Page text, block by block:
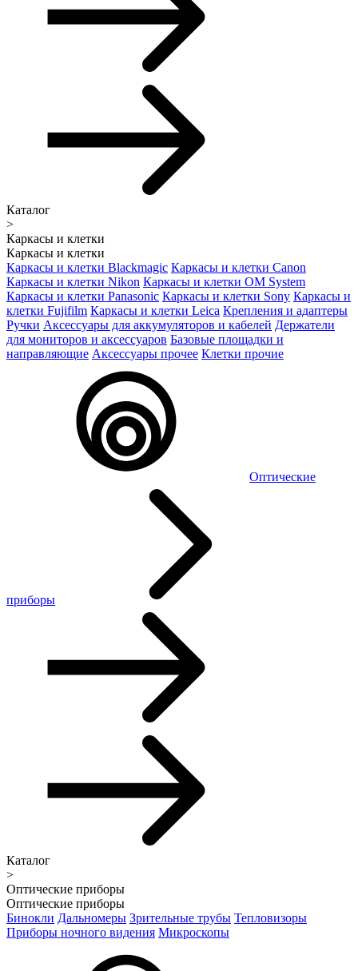
Каталог
>
Каркасы и клетки
Каркасы и клетки
Каркасы и клетки Blackmagic Каркасы и клетки Canon
Каркасы и клетки Nikon Каркасы и клетки OM System
Каркасы и клетки Panasonic Каркасы и клетки Sony Каркасы и
клетки Fujifilm Каркасы и клетки Leica Крепления и адаптеры
Ручки Аксессуары для аккумуляторов и кабелей Держатели
для мониторов и аксессуаров Базовые площадки и
направляющие Аксессуары прочее Клетки прочие
Оптические
приборы
Каталог
>
Оптические приборы
Оптические приборы
Бинокли Дальномеры Зрительные трубы Тепловизоры
Приборы ночного видения Микроскопы